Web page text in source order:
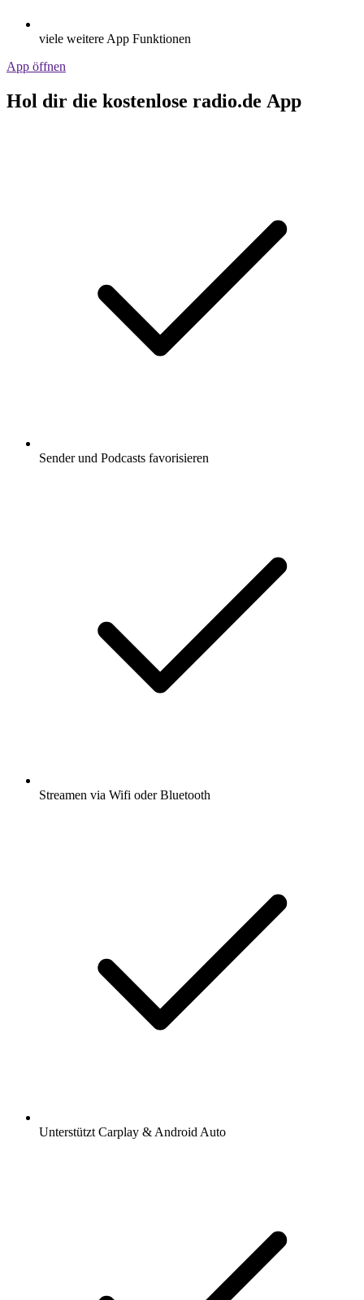
viele weitere App Funktionen
App öffnen
Hol dir die kostenlose radio.de App
Sender und Podcasts favorisieren
Streamen via Wifi oder Bluetooth
Unterstützt Carplay & Android Auto